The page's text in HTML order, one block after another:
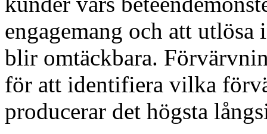
engagemang och att
blir omtäckbara.
för att identifiera vilka
producerar det högsta